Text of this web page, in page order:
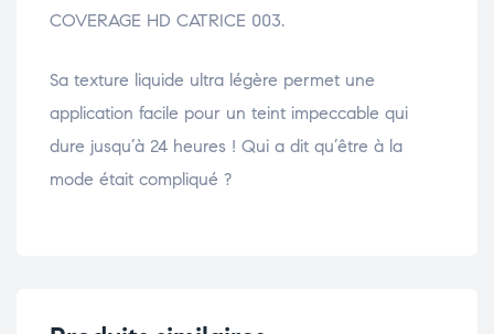
COVERAGE HD CATRICE 003.
Sa texture liquide ultra légère permet une
application facile pour un teint impeccable qui
dure jusqu’à 24 heures ! Qui a dit qu’être à la
mode était compliqué ?